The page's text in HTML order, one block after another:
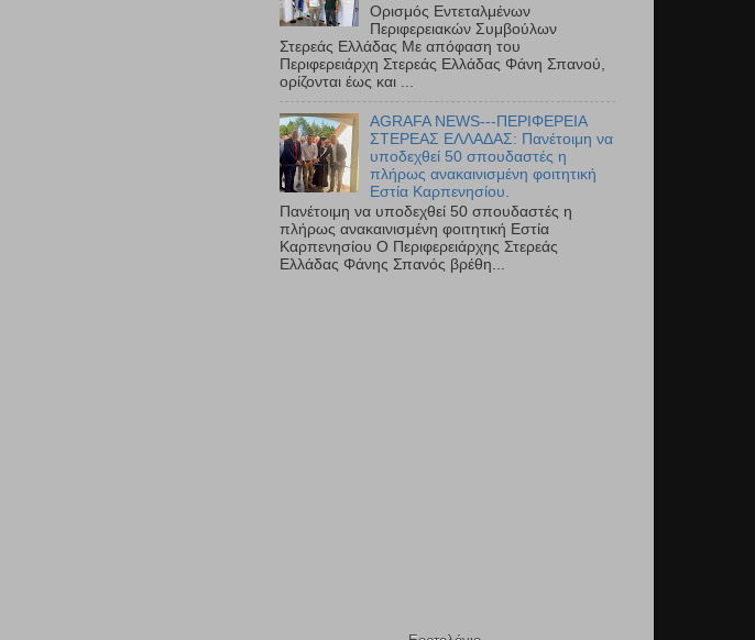
Ορισμός Εντεταλμένων
Περιφερειακών Συμβούλων
Στερεάς Ελλάδας Με απόφαση του
Περιφερειάρχη Στερεάς Ελλάδας Φάνη Σπανού,
ορίζονται έως και ...
AGRAFA NEWS---ΠΕΡΙΦΕΡΕΙΑ
ΣΤΕΡΕΑΣ ΕΛΛΑΔΑΣ: Πανέτοιμη να
υποδεχθεί 50 σπουδαστές η
πλήρως ανακαινισμένη φοιτητική
Εστία Καρπενησίου.
Πανέτοιμη να υποδεχθεί 50 σπουδαστές η
πλήρως ανακαινισμένη φοιτητική Εστία
Καρπενησίου Ο Περιφερειάρχης Στερεάς
Ελλάδας Φάνης Σπανός βρέθη...